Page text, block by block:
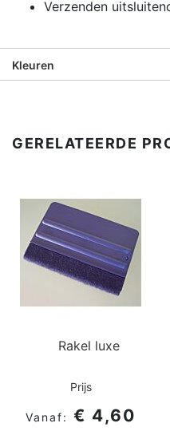
Verzenden
Kleuren
GERELATEERDE
Rakel luxe
Prijs
€ 4,60